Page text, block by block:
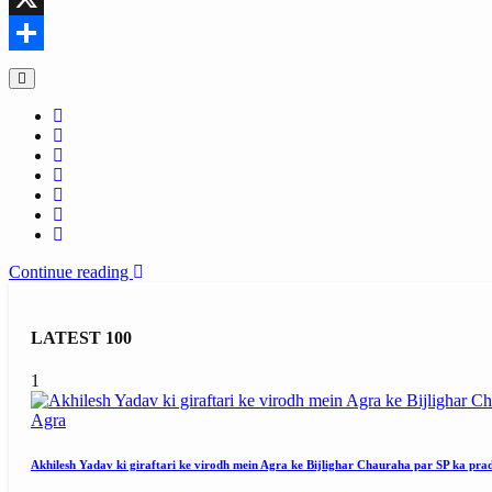
X
Share
Continue reading
LATEST 100
1
Agra
Akhilesh Yadav ki giraftari ke virodh mein Agra ke Bijlighar Chauraha par SP ka